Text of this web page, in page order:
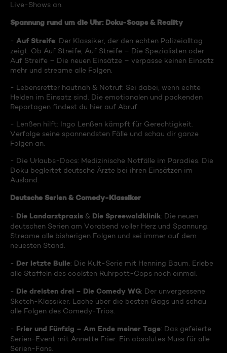
Live-Shows an.
Spannung rund um die Uhr: Doku-Soaps & Reality
- Auf Streife: Der Klassiker, der den echten Polizeialltag
zeigt. Ob Auf Streife, Auf Streife – Die Spezialisten oder
Auf Streife – Die neuen Einsätze – verpasse keinen Einsatz
mehr und streame alle Folgen.
- Lebensretter hautnah & Notruf: Sei dabei, wenn echte
Helden im Einsatz sind. Die emotionalen und packenden
Reportagen findest du hier auf Abruf.
- Lenßen hilft: Ingo Lenßen kämpft für Gerechtigkeit.
Verfolge seine spannendsten Fälle und schau dir ganze
Folgen an.
- Die Urlaubs-Docs: Medizinische Notfälle im Paradies. Die
Doku begleitet deutsche Ärzte bei ihren Einsätzen im
Ausland.
Deutsche Serien & Comedy-Klassiker
- Die Landarztpraxis & Die Spreewaldklinik: Die neuen
deutschen Serien am Vorabend voller Herz und Spannung.
Streame alle bisherigen Folgen und sei immer auf dem
neuesten Stand.
- Der letzte Bulle: Die Kult-Serie mit Henning Baum. Erlebe
alle Staffeln des coolsten Ruhrpott-Cops noch einmal.
- Die dreisten drei – Die Comedy WG: Der unvergessene
Sketch-Klassiker. Lache über die besten Gags und schau
alle Folgen des Comedy-Trios.
- Frier und Fünfzig – Am Ende meiner Tage: Das gefeierte
Serien-Event mit Annette Frier. Ein absolutes Muss für alle
Serien-Fans.